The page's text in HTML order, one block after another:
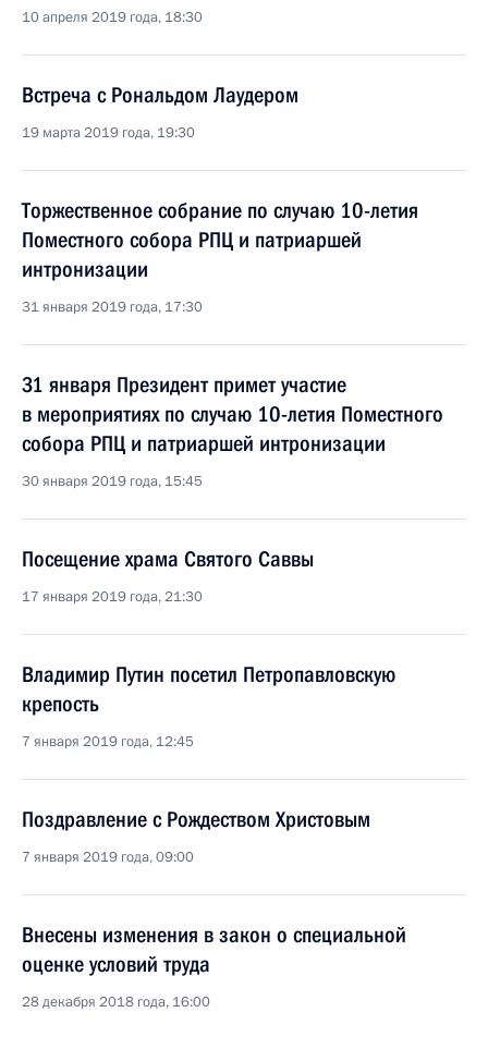
10 апреля 2019 года, 18:30
Встреча с Рональдом Лаудером
19 марта 2019 года, 19:30
Торжественное собрание по случаю 10-летия
Поместного собора РПЦ и патриаршей
интронизации
31 января 2019 года, 17:30
31 января Президент примет участие
в мероприятиях по случаю 10-летия Поместного
собора РПЦ и патриаршей интронизации
30 января 2019 года, 15:45
Посещение храма Святого Саввы
17 января 2019 года, 21:30
Владимир Путин посетил Петропавловскую
крепость
7 января 2019 года, 12:45
Поздравление с Рождеством Христовым
7 января 2019 года, 09:00
Внесены изменения в закон о специальной
оценке условий труда
28 декабря 2018 года, 16:00